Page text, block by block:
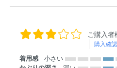
ご購入者
購入確
着用感 小さい